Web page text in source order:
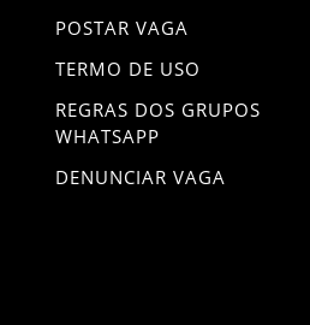
POSTAR VAGA
TERMO DE USO
REGRAS DOS GRUPOS
WHATSAPP
DENUNCIAR VAGA